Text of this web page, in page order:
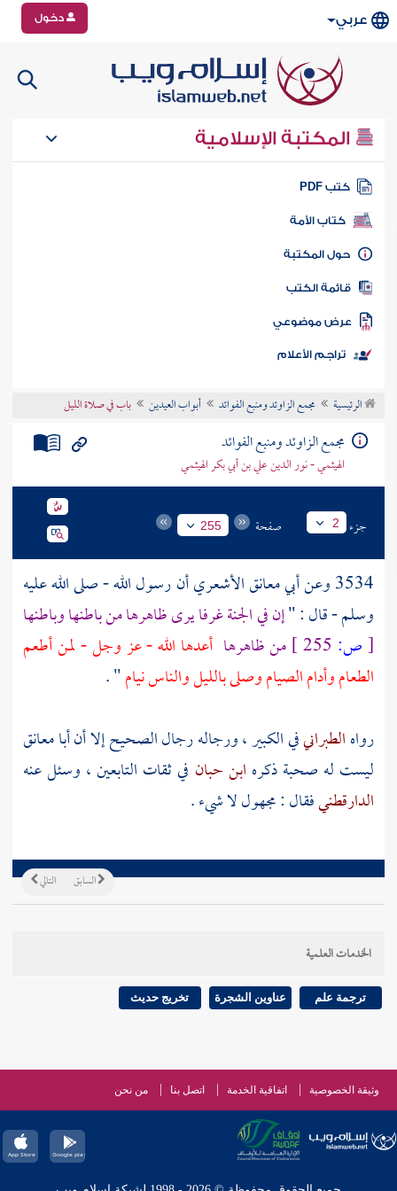
عربي دخول
المكتبة الإسلامية
كتب PDF
كتاب الأمة
المكتبة
الكتب
موضوعي
تراجم الأعلام
الرئيسية مجمع الزاوئد ومنبع الفوائد أبواب العيدين باب في صلاة الليل
مجمع الزاوئد ومنبع الفوائد
الهيثمي - نور الدين علي بن أبي بكر الهيثمي
جزء 2 صفحة 255
3534 وعن أبي معانق الأشعريأن رسول الله - صلى الله عليه
وسلم - قال : "إن في الجنة غرفا يرى ظاهرها من باطنها وباطنها
[ص: من ظاهرها أعدها الله - عز وجل - لمن أطعم
الطعام وأدام الصيام وصلى بالليل والناس نيام" .
رواهالطبرانيفي الكبير ، ورجاله رجال الصحيح إلا أن أبامعانق
ليست له صحبة ذكره ابن حبان في ثقات التابعين ، وسئل عنه
الدارقطنيفقال : مجهول لا شيء .
التالي السابق
الخدمات العلمية
ترجمة علم عناوين الشجرة تخريج حديث
وثيقة الخصوصية اتفاقية الخدمة اتصل بنا من نحن